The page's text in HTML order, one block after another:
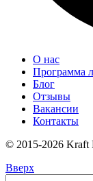
О нас
Программа
Блог
Отзывы
Вакансии
Контакты
© 2015-2026 Kraft
Вверх